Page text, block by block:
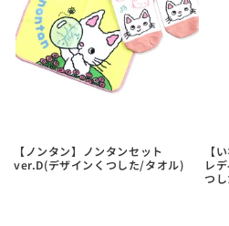
【ノンタン】ノンタンセット
ver.D(デザインくつした/タオル)
【
レ
つし